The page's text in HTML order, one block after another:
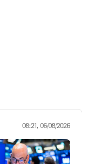
08:21, 06/08/2026